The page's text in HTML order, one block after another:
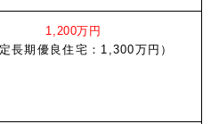
1,200万円
定長期優良住宅：1,300万円）